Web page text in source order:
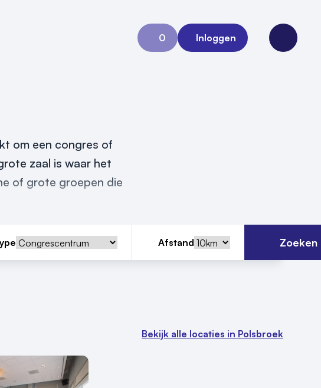
0
Aanvraag 0
Inloggen
Open
om een congres of
zaal is waar het
of grote groepen die
Afstand Zoeken
Bekijk alle locaties in Polsbroek